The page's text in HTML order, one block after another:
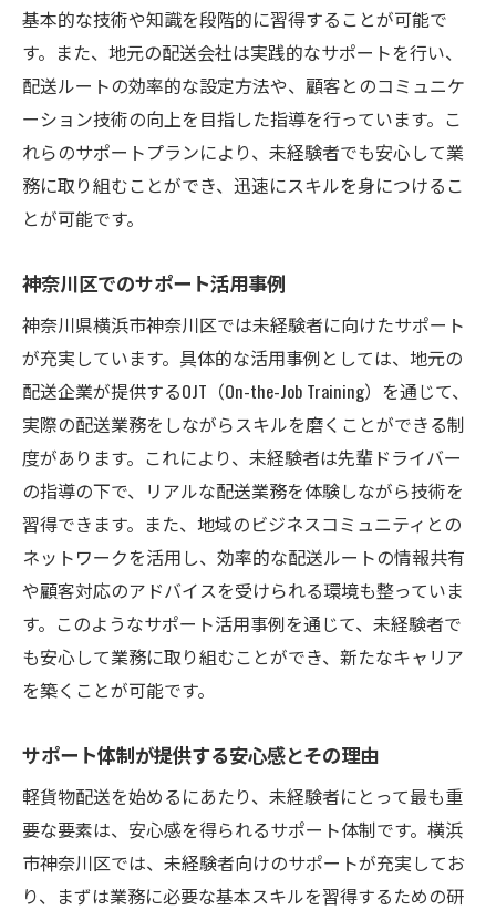
基本的な技術や知識を段階的に習得することが可能で
す。また、地元の配送会社は実践的なサポートを行い、
配送ルートの効率的な設定方法や、顧客とのコミュニケ
ーション技術の向上を目指した指導を行っています。こ
れらのサポートプランにより、未経験者でも安心して業
務に取り組むことができ、迅速にスキルを身につけるこ
とが可能です。
神奈川区でのサポート活用事例
神奈川県横浜市神奈川区では未経験者に向けたサポート
が充実しています。具体的な活用事例としては、地元の
配送企業が提供するOJT（On-the-Job Training）を通じて、
実際の配送業務をしながらスキルを磨くことができる制
度があります。これにより、未経験者は先輩ドライバー
の指導の下で、リアルな配送業務を体験しながら技術を
習得できます。また、地域のビジネスコミュニティとの
ネットワークを活用し、効率的な配送ルートの情報共有
や顧客対応のアドバイスを受けられる環境も整っていま
す。このようなサポート活用事例を通じて、未経験者で
も安心して業務に取り組むことができ、新たなキャリア
を築くことが可能です。
サポート体制が提供する安心感とその理由
軽貨物配送を始めるにあたり、未経験者にとって最も重
要な要素は、安心感を得られるサポート体制です。横浜
市神奈川区では、未経験者向けのサポートが充実してお
り、まずは業務に必要な基本スキルを習得するための研